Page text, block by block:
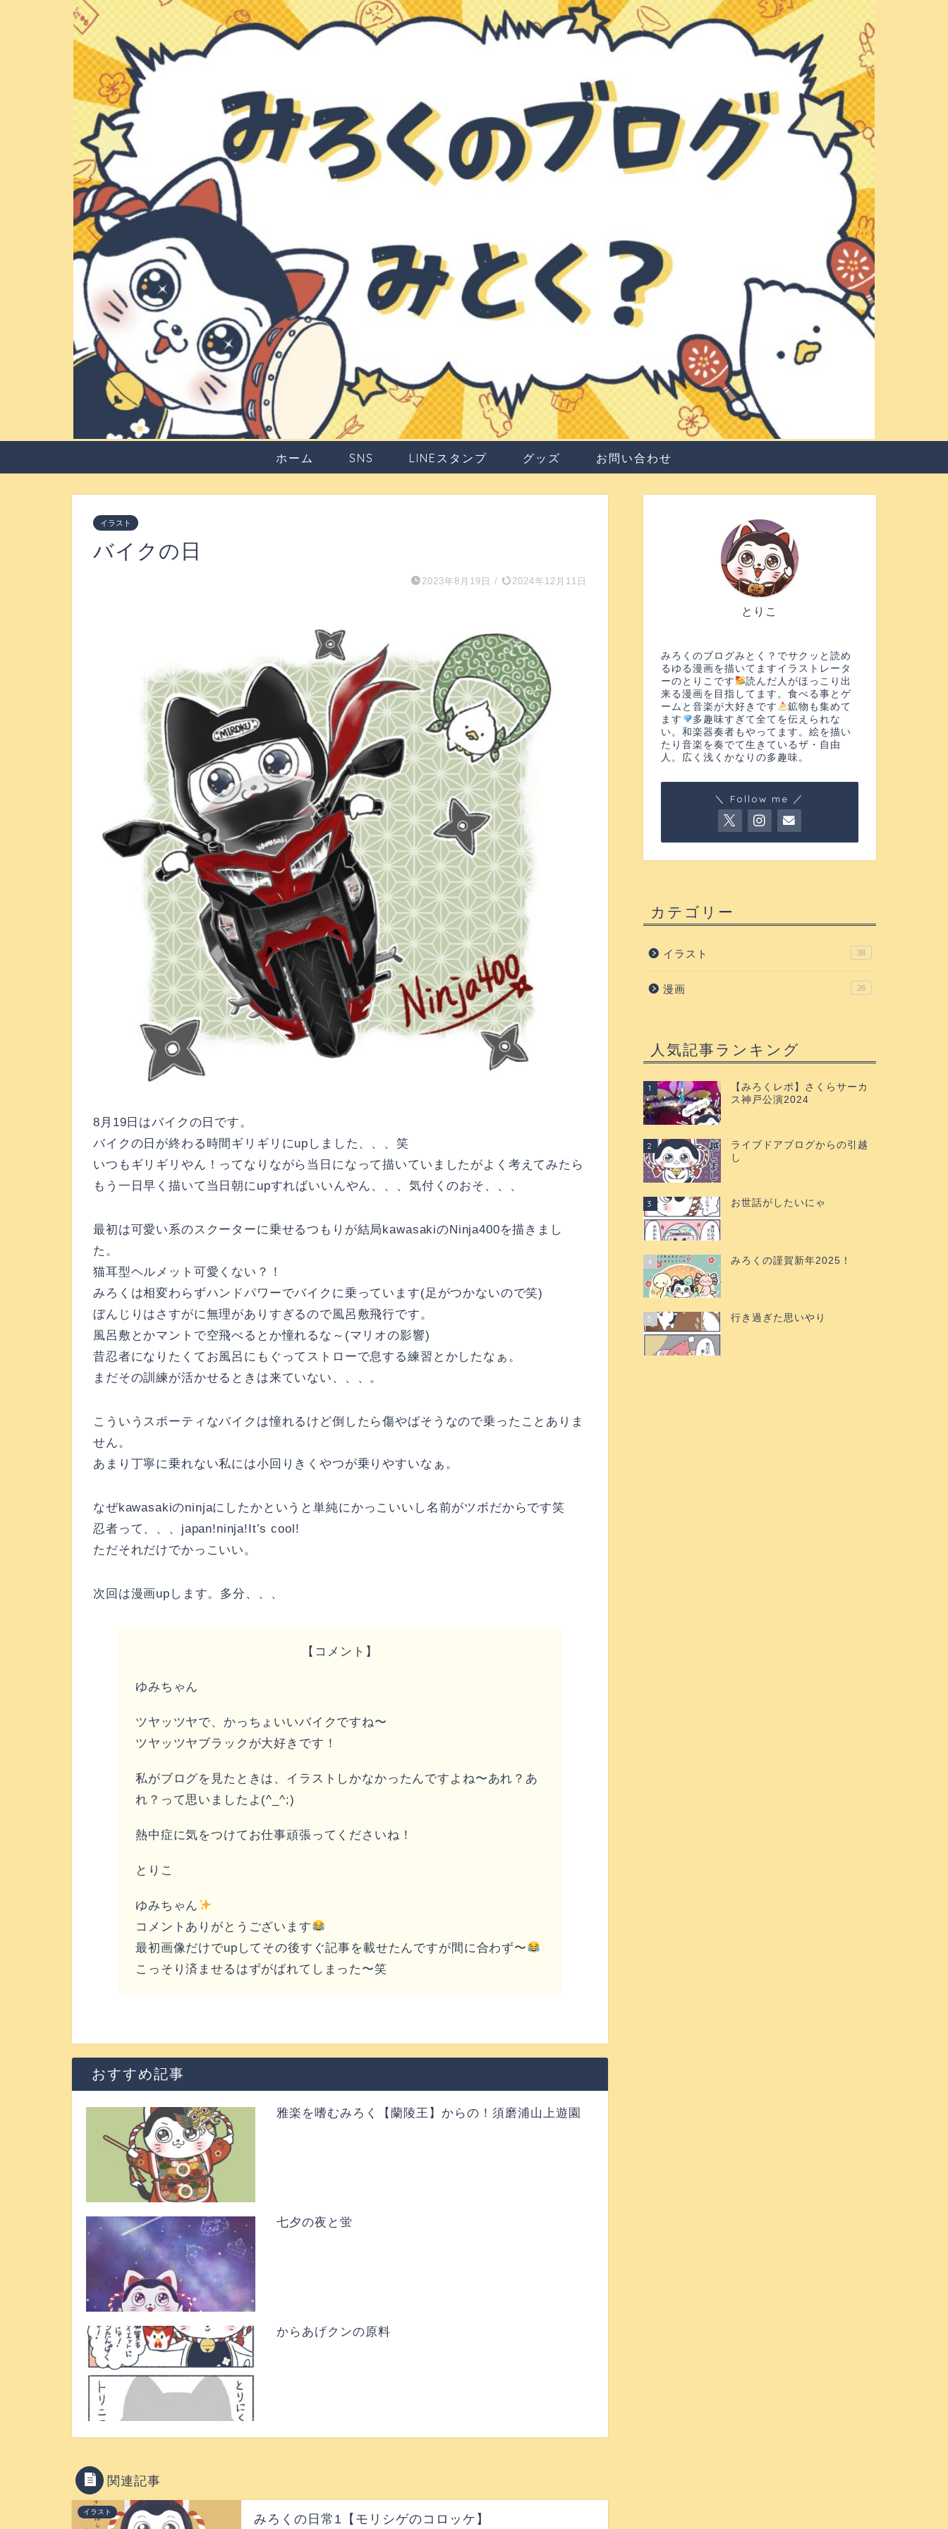
ホーム SNS LINEスタンプ グッズ お問い合わせ
イラスト
バイクの日
2023年8月19日 / 2024年12月11日
8月19日はバイクの日です。
バイクの日が終わる時間ギリギリにupしました、、、笑
いつもギリギリやん！ってなりながら当日になって描いていましたがよく考えてみたら
もう一日早く描いて当日朝にupすればいいんやん、、、気付くのおそ、、、
最初は可愛い系のスクーターに乗せるつもりが結局kawasakiのNinja400を描きまし
た。
猫耳型ヘルメット可愛くない？！
みろくは相変わらずハンドパワーでバイクに乗っています(足がつかないので笑)
ぼんじりはさすがに無理がありすぎるので風呂敷飛行です。
風呂敷とかマントで空飛べるとか憧れるな～(マリオの影響)
昔忍者になりたくてお風呂にもぐってストローで息する練習とかしたなぁ。
まだその訓練が活かせるときは来ていない、、、。
こういうスポーティなバイクは憧れるけど倒したら傷やばそうなので乗ったことありま
せん。
あまり丁寧に乗れない私には小回りきくやつが乗りやすいなぁ。
なぜkawasakiのninjaにしたかというと単純にかっこいいし名前がツボだからです笑
忍者って、、、japan!ninja!It’s cool!
ただそれだけでかっこいい。
次回は漫画upします。多分、、、
【コメント】
ゆみちゃん
ツヤッツヤで、かっちょいいバイクですね〜
ツヤッツヤブラックが大好きです！
私がブログを見たときは、イラストしかなかったんですよね〜あれ？あ
れ？って思いましたよ(^_^;)
熱中症に気をつけてお仕事頑張ってくださいね！
とりこ
ゆみちゃん
コメントありがとうございます
最初画像だけでupしてその後すぐ記事を載せたんですが間に合わず〜
こっそり済ませるはずがばれてしまった〜笑
おすすめ記事
雅楽を嗜むみろく【蘭陵王】からの！須磨浦山上遊園
七夕の夜と蛍
からあげクンの原料
関連記事
イラスト
みろくの日常1【モリシゲのコロッケ】
とりこ
みろくのブログみとく？でサクッと読め
るゆる漫画を描いてますイラストレータ
ーのとりこです
読んだ人がほっこり出
来る漫画を目指してます。食べる事とゲ
ームと音楽が大好きです
鉱物も集めて
ます
多趣味すぎて全てを伝えられな
い。和楽器奏者もやってます。絵を描い
たり音楽を奏でて生きているザ・自由
人。広く浅くかなりの多趣味。
＼ Follow me ／
カテゴリー
イラスト 38
漫画 26
人気記事ランキング
1
【みろくレポ】さくらサーカ
ス神戸公演2024
2
ライブドアブログからの引越
し
3 お世話がしたいにゃ
4 みろくの謹賀新年2025！
5 行き過ぎた思いやり